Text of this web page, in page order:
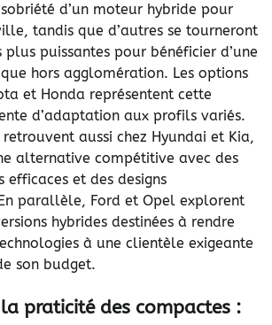
d’un moteur hybride pour
tandis que d’autres se tourneront
plus puissantes pour bénéficier d’une
hors agglomération. Les options
et Honda représentent cette
d’adaptation aux profils variés.
retrouvent aussi chez Hyundai et Kia,
alternative compétitive avec des
efficaces et des designs
parallèle, Ford et Opel explorent
hybrides destinées à rendre
à une clientèle exigeante
son budget.
la praticité des compactes :